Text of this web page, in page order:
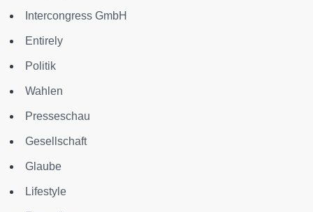
Intercongress GmbH
Entirely
Politik
Wahlen
Presseschau
Gesellschaft
Glaube
Lifestyle